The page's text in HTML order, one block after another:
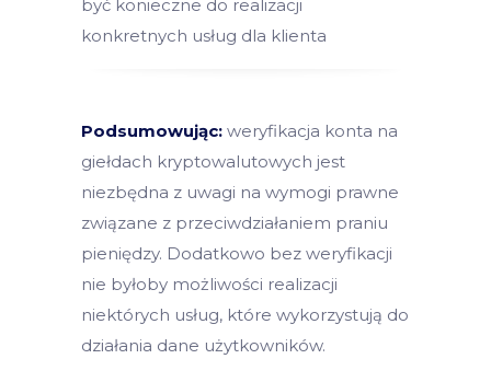
być konieczne do realizacji
konkretnych usług dla klienta
Podsumowując: weryfikacja konta na
giełdach kryptowalutowych jest
niezbędna z uwagi na wymogi prawne
związane z przeciwdziałaniem praniu
pieniędzy. Dodatkowo bez weryfikacji
nie byłoby możliwości realizacji
niektórych usług, które wykorzystują do
działania dane użytkowników.